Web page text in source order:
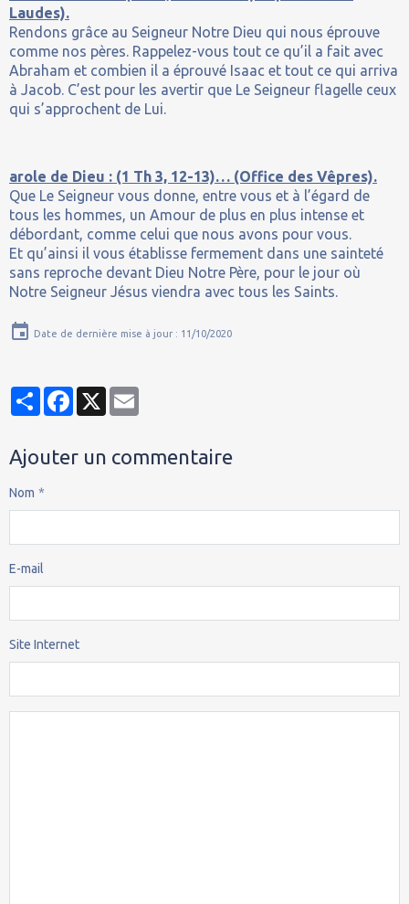
Laudes).
Rendons grâce au Seigneur Notre Dieu qui nous éprouve
comme nos pères. Rappelez-vous tout ce qu’il a fait avec
Abraham et combien il a éprouvé Isaac et tout ce qui arriva
à Jacob. C’est pour les avertir que Le Seigneur flagelle ceux
qui s’approchent de Lui.
arole de Dieu : (1 Th 3, 12-13)… (Office des Vêpres).
Que Le Seigneur vous donne, entre vous et à l’égard de
tous les hommes, un Amour de plus en plus intense et
débordant, comme celui que nous avons pour vous.
Et qu’ainsi il vous établisse fermement dans une sainteté
sans reproche devant Dieu Notre Père, pour le jour où
Notre Seigneur Jésus viendra avec tous les Saints.
Date de dernière mise à jour : 11/10/2020
PartagerFacebook
X
Ajouter un commentaire
Nom
E-mail
Site Internet